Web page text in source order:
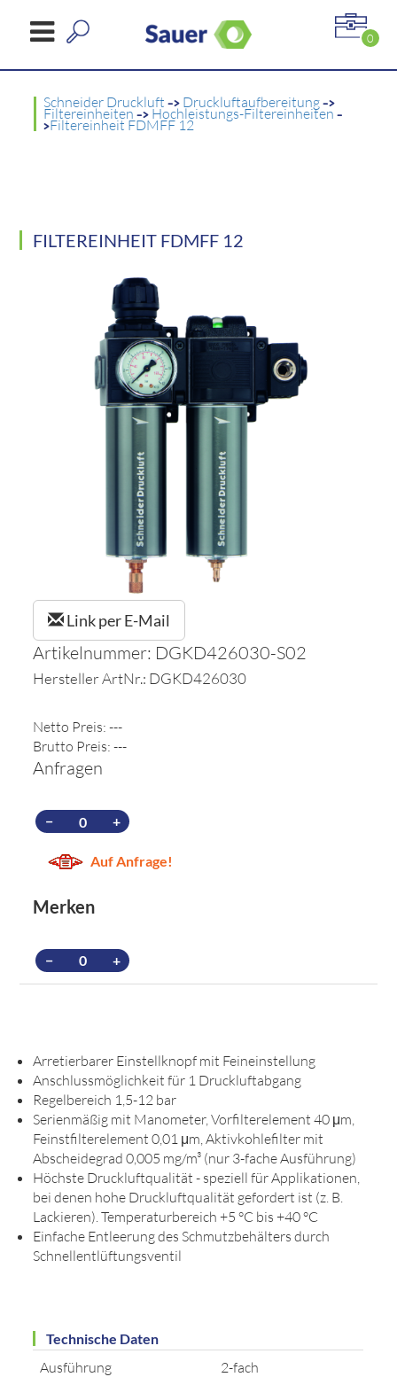
0
Schneider Druckluft-> Druckluftaufbereitung->
Filtereinheiten-> Hochleistungs-Filtereinheiten-
>Filtereinheit FDMFF 12
FILTEREINHEIT FDMFF 12
Link per E-Mail
Artikelnummer: DGKD426030-S02
Hersteller ArtNr.: DGKD426030
Netto Preis: ---
Brutto Preis: ---
Anfragen
− +
Auf Anfrage!
Merken
− +
Arretierbarer Einstellknopf mit Feineinstellung
Anschlussmöglichkeit für 1 Druckluftabgang
Regelbereich 1,5-12 bar
Serienmäßig mit Manometer, Vorfilterelement 40 μm,
Feinstfilterelement 0,01 μm, Aktivkohlefilter mit
Abscheidegrad 0,005 mg/m³ (nur 3-fache Ausführung)
Höchste Druckluftqualität - speziell für Applikationen,
bei denen hohe Druckluftqualität gefordert ist (z. B.
Lackieren). Temperaturbereich +5 °C bis +40 °C
Einfache Entleerung des Schmutzbehälters durch
Schnellentlüftungsventil
Technische Daten
Ausführung
2-fach